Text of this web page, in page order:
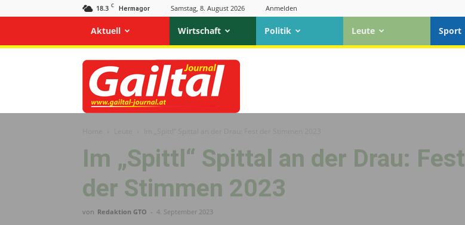
18.3 C Hermagor Samstag, 8. August 2026 Anmelden
Aktuell Wirtschaft Politik Leute Sport
Gailtal
Journal
Im „Spittl“ Spittal an der Drau: Fest
der Stimmen 2023
von Redaktion GTO - 4. September 2023